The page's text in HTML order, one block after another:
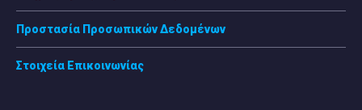
Προστασία Προσωπικών Δεδομένων
Στοιχεία Επικοινωνίας